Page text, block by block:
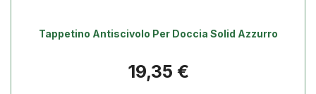
Tappetino Antiscivolo Per Doccia Solid Azzurro
Prezzo
19,35 €